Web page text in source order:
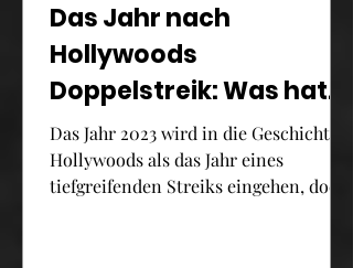
Das Jahr nach
Hollywoods
Doppelstreik: Was hat
er gebracht?
Das Jahr 2023 wird in die Geschichte
Hollywoods als das Jahr eines
tiefgreifenden Streiks eingehen, doch